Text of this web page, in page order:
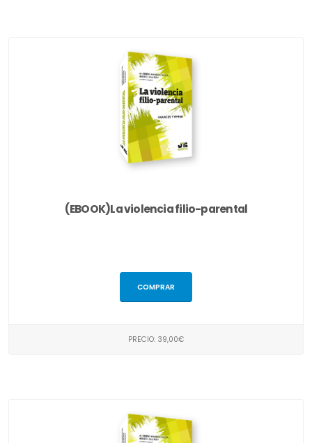
(EBOOK)La violencia filio-parental
COMPRAR
PRECIO: 39,00€